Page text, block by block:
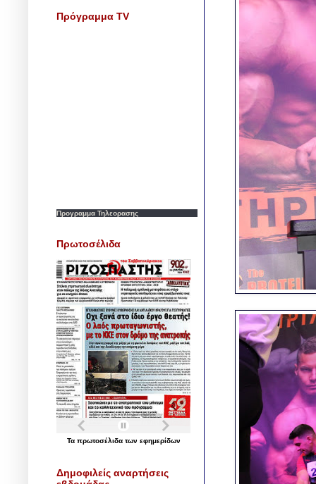
Πρόγραμμα TV
Προγραμμα Τηλεορασης
Πρωτοσέλιδα
Τα πρωτοσέλιδα των εφημερίδων
Δημοφιλείς αναρτήσεις